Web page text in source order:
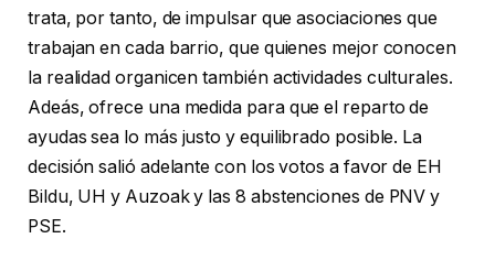
trata, por tanto, de impulsar que asociaciones que
trabajan en cada barrio, que quienes mejor conocen
la realidad organicen también actividades culturales.
Adeás, ofrece una medida para que el reparto de
ayudas sea lo más justo y equilibrado posible. La
decisión salió adelante con los votos a favor de EH
Bildu, UH y Auzoak y las 8 abstenciones de PNV y
PSE.